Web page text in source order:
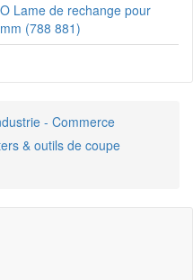
Lame de rechange pour
(788 881)
- Commerce
& outils de coupe